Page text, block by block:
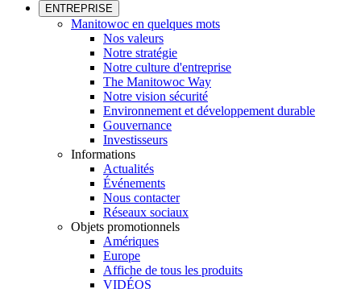
ENTREPRISE
Manitowoc en quelques mots
Nos valeurs
Notre stratégie
Notre culture d'entreprise
The Manitowoc Way
Notre vision sécurité
Environnement et développement durable
Gouvernance
Investisseurs
Informations
Actualités
Événements
Nous contacter
Réseaux sociaux
Objets promotionnels
Amériques
Europe
Affiche de tous les produits
VIDÉOS